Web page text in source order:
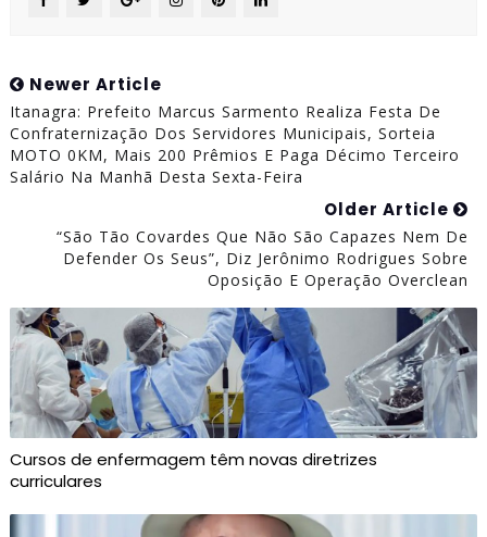
Newer Article
Itanagra: Prefeito Marcus Sarmento Realiza Festa De
Confraternização Dos Servidores Municipais, Sorteia
MOTO 0KM, Mais 200 Prêmios E Paga Décimo Terceiro
Salário Na Manhã Desta Sexta-Feira
Older Article
“São Tão Covardes Que Não São Capazes Nem De
Defender Os Seus”, Diz Jerônimo Rodrigues Sobre
Oposição E Operação Overclean
Cursos de enfermagem têm novas diretrizes
curriculares